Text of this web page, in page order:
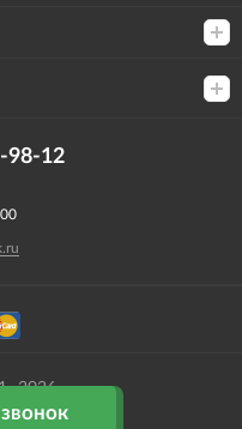
98-12
2026